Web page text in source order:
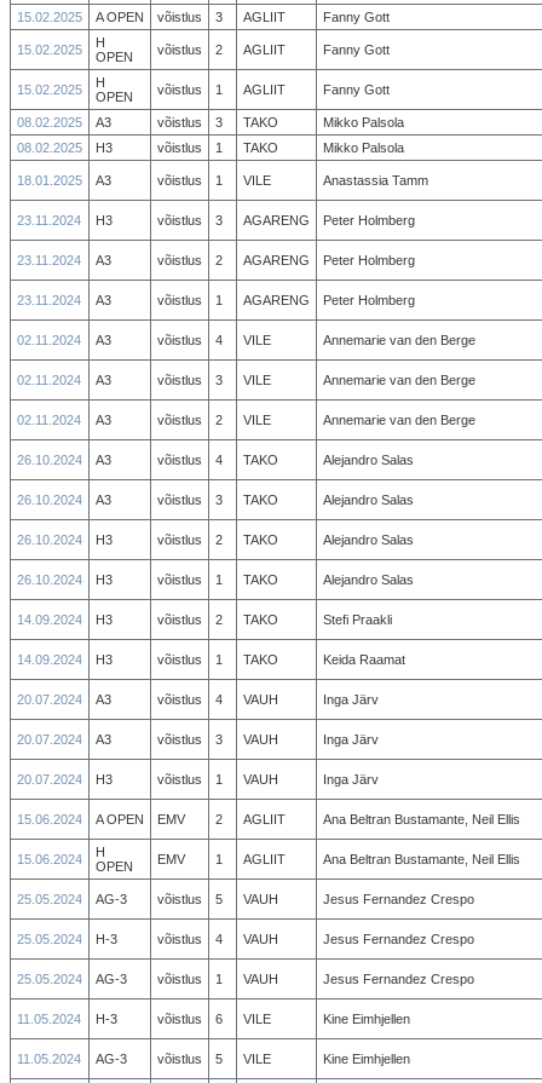
15.02.2025 A OPEN võistlus 3 AGLIIT Fanny Gott
15.02.2025
H
OPEN
võistlus 2 AGLIIT Fanny Gott
15.02.2025
H
OPEN
võistlus 1 AGLIIT Fanny Gott
08.02.2025 A3 võistlus 3 TAKO
Mikko Palsola
08.02.2025
H3 võistlus 1 TAKO Mikko Palsola
18.01.2025 A3 võistlus 1 VILE Anastassia Tamm
23.11.2024 H3 võistlus 3 AGARENG Peter Holmberg
23.11.2024 A3 võistlus 2 AGARENG Peter Holmberg
23.11.2024 A3 võistlus 1 AGARENG Peter Holmberg
02.11.2024 A3 võistlus 4 VILE Annemarie van den Berge
02.11.2024 A3 võistlus 3 VILE Annemarie van den Berge
02.11.2024 A3 võistlus 2 VILE Annemarie van den Berge
26.10.2024 A3 võistlus 4 TAKO Alejandro Salas
26.10.2024 A3 võistlus 3 TAKO Alejandro Salas
26.10.2024 H3 võistlus 2 TAKO Alejandro Salas
26.10.2024 H3 võistlus 1 TAKO Alejandro Salas
14.09.2024 H3 võistlus 2 TAKO Stefi Praakli
14.09.2024 H3 võistlus 1 TAKO Keida Raamat
20.07.2024 A3 võistlus 4 VAUH Inga Järv
20.07.2024 A3 võistlus 3 VAUH Inga Järv
20.07.2024 H3 võistlus 1 VAUH Inga Järv
15.06.2024 A OPEN EMV 2 AGLIIT Ana Beltran Bustamante, Neil Ellis
15.06.2024
H
OPEN
EMV 1 AGLIIT Ana Beltran Bustamante, Neil Ellis
25.05.2024 AG-3 võistlus 5 VAUH Jesus Fernandez Crespo
25.05.2024 H-3 võistlus 4 VAUH Jesus Fernandez Crespo
25.05.2024 AG-3 võistlus 1 VAUH Jesus Fernandez Crespo
11.05.2024 H-3 võistlus 6 VILE Kine Eimhjellen
11.05.2024 AG-3 võistlus 5 VILE Kine Eimhjellen